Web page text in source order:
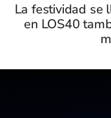
La festividad se
en LOS40